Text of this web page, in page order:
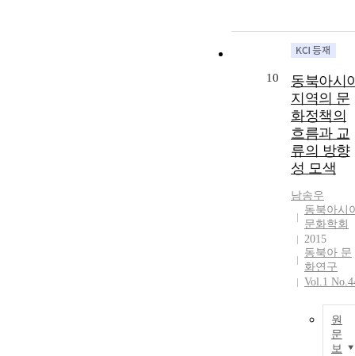
10
동북아시
지역의 문
화정책의
흐름과 교
류의 방향
성 모색
남송우
동북아시
문화학회
2015
동북아 문
화연구
Vol.1
원
문
보